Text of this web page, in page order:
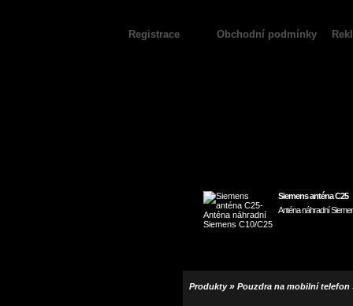
Produkty» Pouzdra na mobilní telefon
Obchodní podmínky
Registrace
Siemens anténa C25
Anténa náhradní